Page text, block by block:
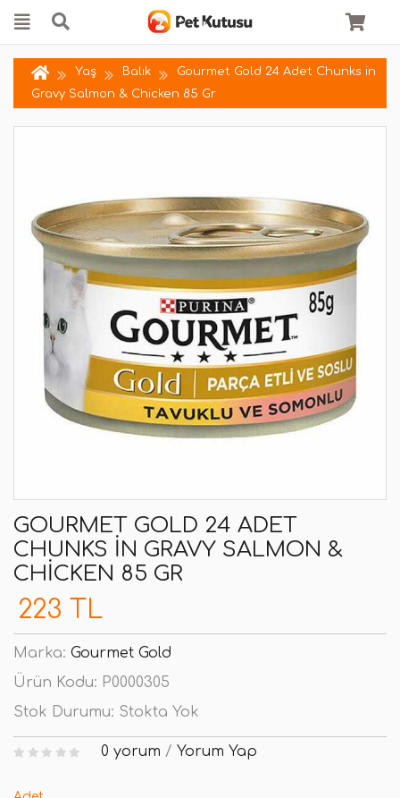
Yaş Balık
Gourmet Gold 24 Adet Chunks in
Gravy Salmon & Chicken 85 Gr
GOURMET GOLD 24 ADET
CHUNKS IN GRAVY SALMON &
CHICKEN 85 GR
223 TL
Marka: Gourmet Gold
Ürün Kodu: P0000305
Stok Durumu: Stokta Yok
0 yorum / Yorum Yap